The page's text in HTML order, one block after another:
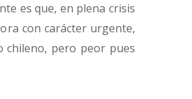
es que, en plena crisis
con carácter urgente,
chileno, pero peor pues